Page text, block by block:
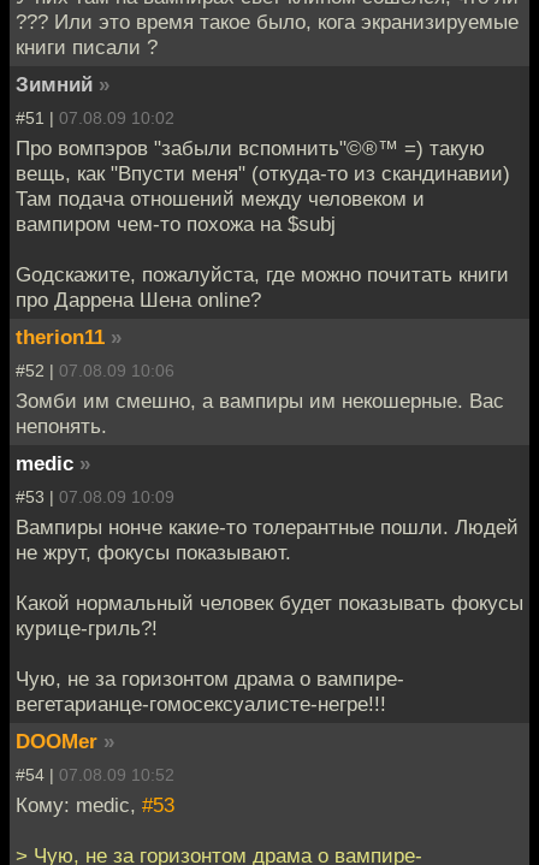
??? Или это время такое было, кога экранизируемые
книги писали ?
Зимний »
#51 | 07.08.09 10:02
Про вомпэров "забыли вспомнить"©®™ =) такую
вещь, как "Впусти меня" (откуда-то из скандинавии)
Там подача отношений между человеком и
вампиром чем-то похожа на $subj
Gодскажите, пожалуйста, где можно почитать книги
про Даррена Шена online?
therion11 »
#52 | 07.08.09 10:06
Зомби им смешно, а вампиры им некошерные. Вас
непонять.
medic »
#53 | 07.08.09 10:09
Вампиры нонче какие-то толерантные пошли. Людей
не жрут, фокуcы показывают.
Какой нормальный человек будет показывать фокусы
курице-гриль?!
Чую, не за горизонтом драма о вампире-
вегетарианце-гомосексуалисте-негре!!!
DOOMer »
#54 | 07.08.09 10:52
Кому: medic, #53
> Чую, не за горизонтом драма о вампире-